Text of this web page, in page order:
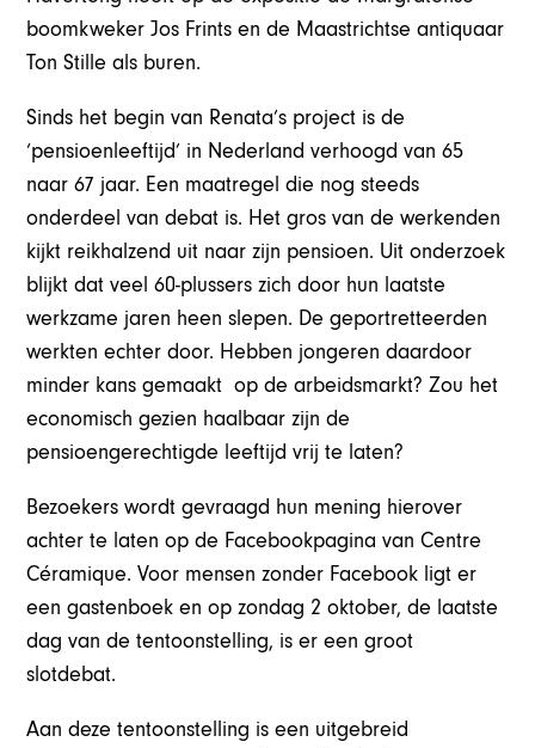
boomkweker Jos Frints en de Maastrichtse antiquaar
Ton Stille als buren.
Sinds het begin van Renata’s project is de
‘pensioenleeftijd’ in Nederland verhoogd van 65
naar 67 jaar. Een maatregel die nog steeds
onderdeel van debat is. Het gros van de werkenden
kijkt reikhalzend uit naar zijn pensioen. Uit onderzoek
blijkt dat veel 60-plussers zich door hun laatste
werkzame jaren heen slepen. De geportretteerden
werkten echter door. Hebben jongeren daardoor
minder kans gemaakt op de arbeidsmarkt? Zou het
economisch gezien haalbaar zijn de
pensioengerechtigde leeftijd vrij te laten?
Bezoekers wordt gevraagd hun mening hierover
achter te laten op de Facebookpagina van Centre
Céramique. Voor mensen zonder Facebook ligt er
een gastenboek en op zondag 2 oktober, de laatste
dag van de tentoonstelling, is er een groot
slotdebat.
Aan deze tentoonstelling is een uitgebreid